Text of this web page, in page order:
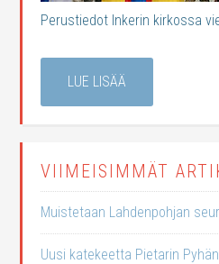
Perustiedot Inkerin kirkossa
LUE LISÄÄ
VIIMEISIMMÄT
Muistetaan Lahdenpohjan
Uusi katekeetta Pietarin